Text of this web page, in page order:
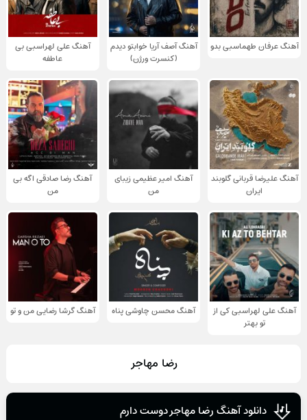
آهنگ عرفان طهماسبی بدو
آهنگ آصف آریا خوابتو دیدم
(کنسرت ورژن)
آهنگ علی لهراسبی بی
عاطفه
آهنگ علیرضا قربانی گلوبند
ایران
آهنگ امیر عظیمی زیبای
من
آهنگ رضا صادقی اگه بی
من
آهنگ علی لهراسبی کی از
تو ‌بهتر
آهنگ محسن چاوشی پناه آهنگ گرشا رضایی من و تو
رضا مهاجر
دانلود آهنگ رضا مهاجر دوست دارم